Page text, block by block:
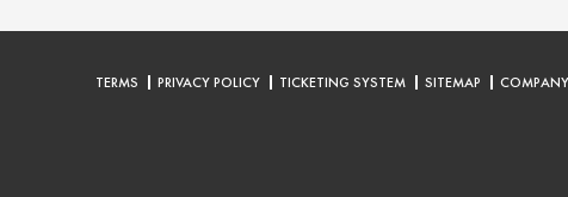
TERMS PRIVACY POLICY TICKETING SYSTEM SITEMAP COMPANY